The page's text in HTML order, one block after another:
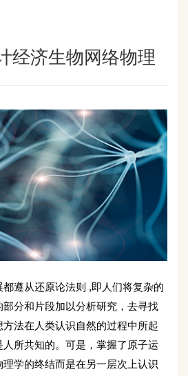
经济生物网络物理
遵从还原论法则 ,即人们将复杂的
分和片段加以分析研究，去寻找
法在人类认识自然的过程中所起
所共知的。可是，掌握了原子运
学的终结而是在另一层次上认识